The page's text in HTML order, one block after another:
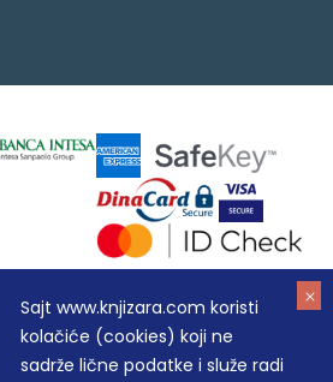
Sajt www.knjizara.com koristi
kolačiće (cookies) koji ne
sadrže lične podatke i služe radi
- MAKART DOO BEOGRAD